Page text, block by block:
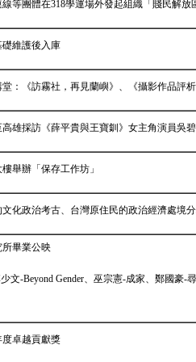
等團體在318學運場外發起組織「賤民解放
維護後入庫
：《訪霧社，再見蘭嶼》、《攝影作品評析
高雄採訪《薛平貴與王寶釧》女主角演員吳
舉辦「保存工作坊」
化政治考古、台灣原住民的政治經濟處境
所畢業公映
文-Beyond Gender、巫宗憲-成家、鄭國豪
卓越貢獻獎